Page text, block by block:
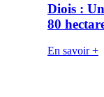
Diois :
80
En savoir +